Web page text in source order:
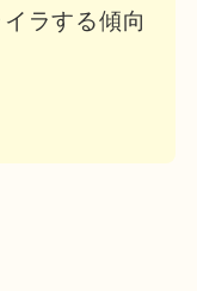
ラする傾向